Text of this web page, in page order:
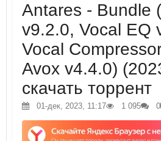
Antares - Bundle
v9.2.0, Vocal EQ
Vocal
Avox v4.4.0)
скачать торрент
01-дек, 2023, 11:17 1 095 0